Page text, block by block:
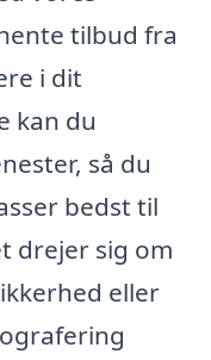
tilbud fra
i dit
kan du
så du
bedst til
drejer sig om
eller